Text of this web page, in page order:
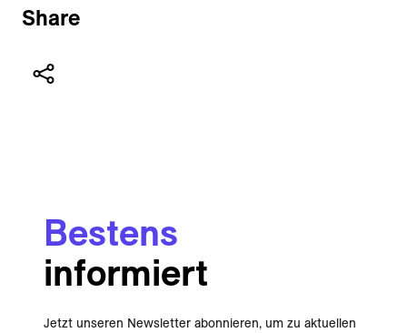
Share
Bestens
informiert
Jetzt unseren Newsletter abonnieren, um zu aktuellen